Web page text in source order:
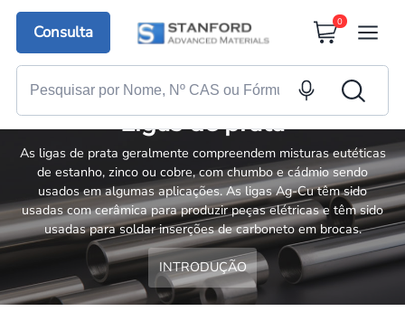
Consulta
0
Ligas de prata
As ligas de prata geralmente compreendem misturas eutéticas
de estanho, zinco ou cobre, com chumbo e cádmio sendo
usados em algumas aplicações. As ligas Ag-Cu têm sido
usadas com cerâmica para produzir peças elétricas e têm sido
usadas para soldar inserções de carboneto em brocas.
INTRODUÇÃO